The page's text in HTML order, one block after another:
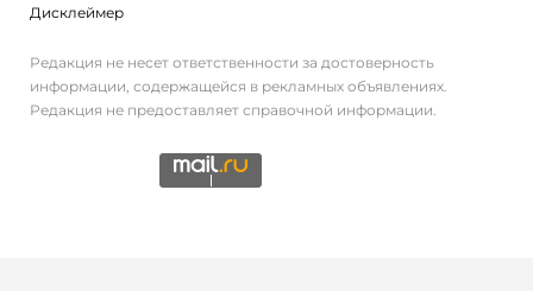
Дисклеймер
Редакция не несет ответственности за достоверность
информации, содержащейся в рекламных объявлениях.
Редакция не предоставляет справочной информации.